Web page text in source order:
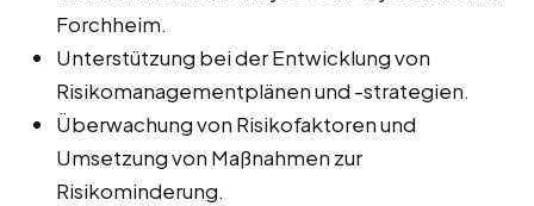
Forchheim.
Unterstützung bei der Entwicklung von
Risikomanagementplänen und -strategien.
Überwachung von Risikofaktoren und
Umsetzung von Maßnahmen zur
Risikominderung.